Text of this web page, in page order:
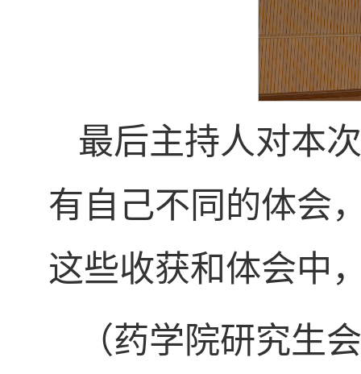
最后主持人对本
有自己不同的体会
这些收获和体会中
（药学院研究生